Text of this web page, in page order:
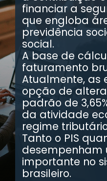
financiar a
que engloba
previdência
social.
A base de
faturamento
Atualmente, as
opção de
padrão de
da atividade
regime
Tanto o PIS
desempenham
importante no
brasileiro.